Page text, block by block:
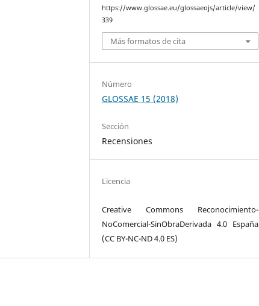
https://www.glossae.eu/glossaeojs/article/view/
339
Más formatos de cita
Número
GLOSSAE 15 (2018)
Sección
Recensiones
Licencia
Creative Commons Reconocimiento-
NoComercial-SinObraDerivada 4.0 España
(CC BY-NC-ND 4.0 ES)